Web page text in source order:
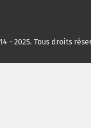
- 2025. Tous droits